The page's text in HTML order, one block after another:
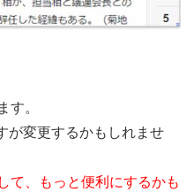
す。
が変更するかもしれませ
て、もっと便利にするかも